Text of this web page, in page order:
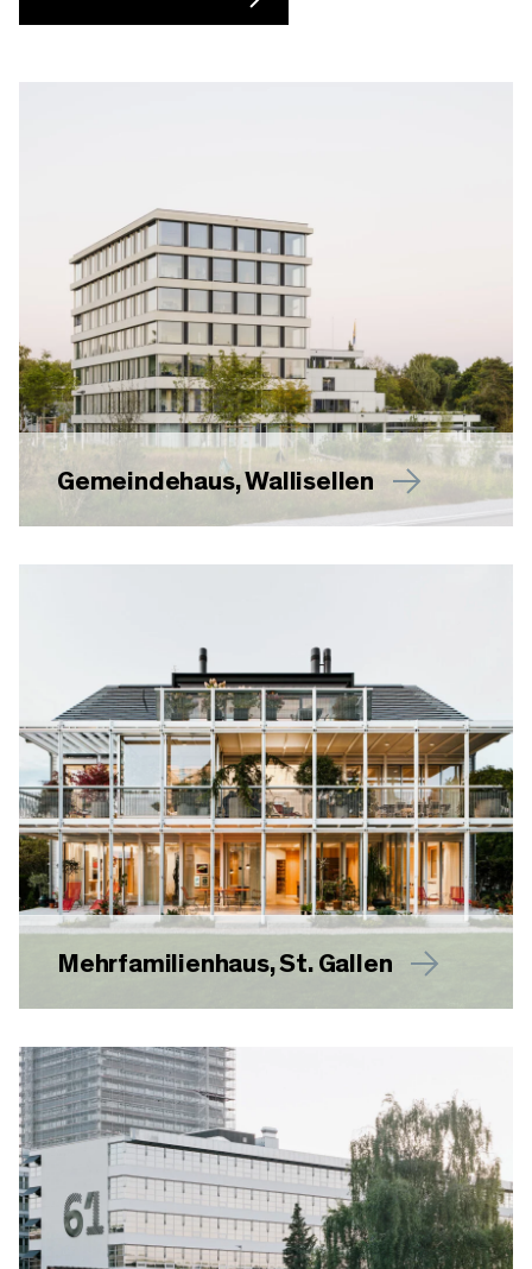
Gemeindehaus, Wallisellen
Mehrfamilienhaus, St. Gallen